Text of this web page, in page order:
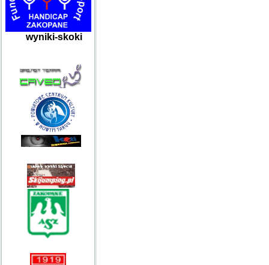
wyniki-skoki